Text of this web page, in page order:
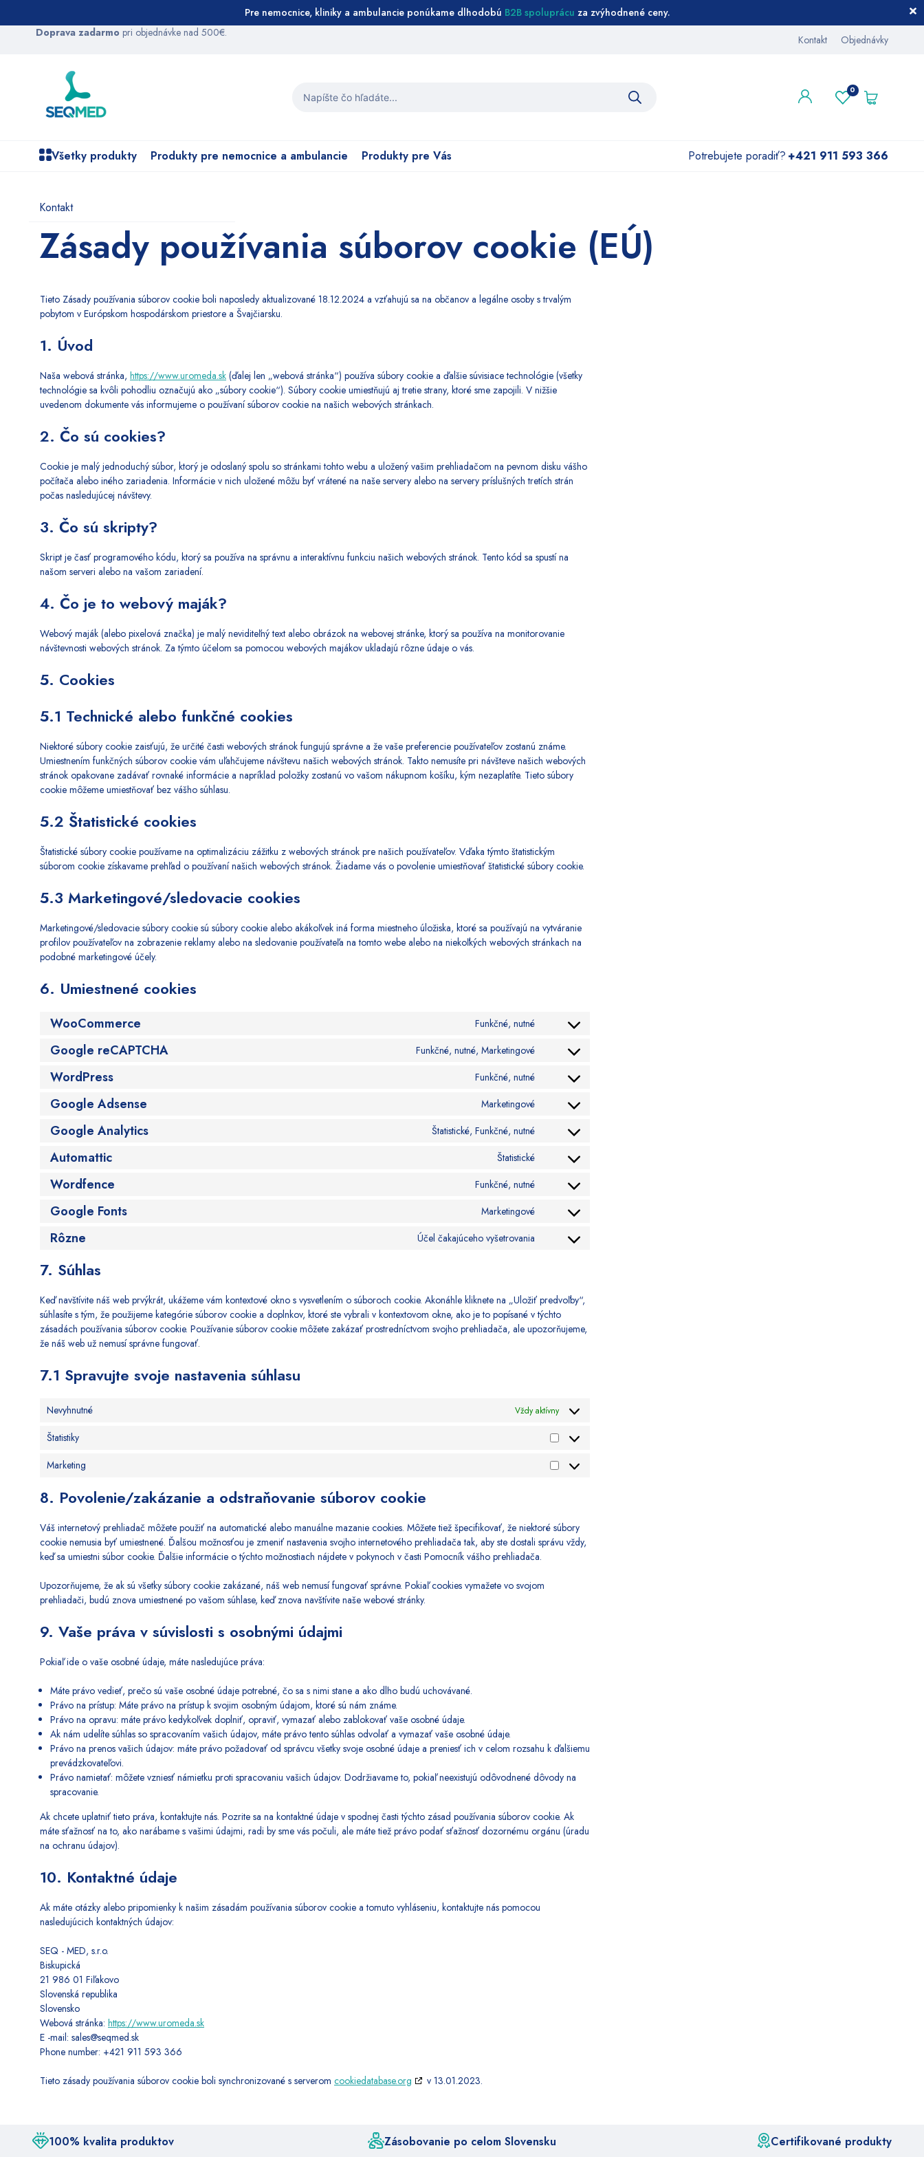
Pre nemocnice, kliniky a ambulancie ponúkame dlhodobú B2B spoluprácu za zvýhodnené ceny.
PreskočiťDoprava zadarmo pri objednávke nad 500€.
Kontakt Objednávky
Hľadať:
Všetky produkty Produkty pre nemocnice a ambulancie Produkty pre Vás Potrebujete poradiť? +421 911 593 366
Kontakt
Zásady používania súborov cookie (EÚ)
Tieto Zásady používania súborov cookie boli naposledy aktualizované 18.12.2024 a vzťahujú sa na občanov a legálne osoby s trvalým
pobytom v Európskom hospodárskom priestore a Švajčiarsku.
1. Úvod
Naša webová stránka, https://www.uromeda.sk (ďalej len „webová stránka“) používa súbory cookie a ďalšie súvisiace technológie (všetky
technológie sa kvôli pohodliu označujú ako „súbory cookie“). Súbory cookie umiestňujú aj tretie strany, ktoré sme zapojili. V nižšie
uvedenom dokumente vás informujeme o používaní súborov cookie na našich webových stránkach.
2. Čo sú cookies?
Cookie je malý jednoduchý súbor, ktorý je odoslaný spolu so stránkami tohto webu a uložený vašim prehliadačom na pevnom disku vášho
počítača alebo iného zariadenia. Informácie v nich uložené môžu byť vrátené na naše servery alebo na servery príslušných tretích strán
počas nasledujúcej návštevy.
3. Čo sú skripty?
Skript je časť programového kódu, ktorý sa používa na správnu a interaktívnu funkciu našich webových stránok. Tento kód sa spustí na
našom serveri alebo na vašom zariadení.
4. Čo je to webový maják?
Webový maják (alebo pixelová značka) je malý neviditeľný text alebo obrázok na webovej stránke, ktorý sa používa na monitorovanie
návštevnosti webových stránok. Za týmto účelom sa pomocou webových majákov ukladajú rôzne údaje o vás.
5. Cookies
5.1 Technické alebo funkčné cookies
Niektoré súbory cookie zaisťujú, že určité časti webových stránok fungujú správne a že vaše preferencie používateľov zostanú známe.
Umiestnením funkčných súborov cookie vám uľahčujeme návštevu našich webových stránok. Takto nemusíte pri návšteve našich webových
stránok opakovane zadávať rovnaké informácie a napríklad položky zostanú vo vašom nákupnom košíku, kým nezaplatíte. Tieto súbory
cookie môžeme umiestňovať bez vášho súhlasu.
5.2 Štatistické cookies
Štatistické súbory cookie používame na optimalizáciu zážitku z webových stránok pre našich používateľov. Vďaka týmto štatistickým
súborom cookie získavame prehľad o používaní našich webových stránok. Žiadame vás o povolenie umiestňovať štatistické súbory cookie.
5.3 Marketingové/sledovacie cookies
Marketingové/sledovacie súbory cookie sú súbory cookie alebo akákoľvek iná forma miestneho úložiska, ktoré sa používajú na vytváranie
profilov používateľov na zobrazenie reklamy alebo na sledovanie používateľa na tomto webe alebo na niekoľkých webových stránkach na
podobné marketingové účely.
6. Umiestnené cookies
WooCommerce Funkčné, nutné
Consent
woocommerce
Google reCAPTCHA Funkčné, nutné, Marketingové
Consent
google-
WordPress Funkčné, nutné
Consent
wordpress
Google Adsense Marketingové
Consent
google-
Google Analytics Štatistické, Funkčné, nutné
Consent
google-
Automattic Štatistické
Consent
automattic
Wordfence Funkčné, nutné
Consent
wordfence
Google Fonts Marketingové
Consent
Rôzne Účel čakajúceho vyšetrovania
Consent
7. Súhlas
Keď navštívite náš web prvýkrát, ukážeme vám kontextové okno s vysvetlením o súboroch cookie. Akonáhle kliknete na „Uložiť predvoľby“,
súhlasíte s tým, že použijeme kategórie súborov cookie a doplnkov, ktoré ste vybrali v kontextovom okne, ako je to popísané v týchto
zásadách používania súborov cookie. Používanie súborov cookie môžete zakázať prostredníctvom svojho prehliadača, ale upozorňujeme,
že náš web už nemusí správne fungovať.
7.1 Spravujte svoje nastavenia súhlasu
Nevyhnutné Vždy aktívny
Štatistiky
Štatistiky
Marketing
Marketing
8. Povolenie/zakázanie a odstraňovanie súborov cookie
Váš internetový prehliadač môžete použiť na automatické alebo manuálne mazanie cookies. Môžete tiež špecifikovať, že niektoré súbory
cookie nemusia byť umiestnené. Ďalšou možnosťou je zmeniť nastavenia svojho internetového prehliadača tak, aby ste dostali správu vždy,
keď sa umiestni súbor cookie. Ďalšie informácie o týchto možnostiach nájdete v pokynoch v časti Pomocník vášho prehliadača.
Upozorňujeme, že ak sú všetky súbory cookie zakázané, náš web nemusí fungovať správne. Pokiaľ cookies vymažete vo svojom
prehliadači, budú znova umiestnené po vašom súhlase, keď znova navštívite naše webové stránky.
9. Vaše práva v súvislosti s osobnými údajmi
Pokiaľ ide o vaše osobné údaje, máte nasledujúce práva:
Máte právo vedieť, prečo sú vaše osobné údaje potrebné, čo sa s nimi stane a ako dlho budú uchovávané.
Právo na prístup: Máte právo na prístup k svojim osobným údajom, ktoré sú nám známe.
Právo na opravu: máte právo kedykoľvek doplniť, opraviť, vymazať alebo zablokovať vaše osobné údaje.
Ak nám udelíte súhlas so spracovaním vašich údajov, máte právo tento súhlas odvolať a vymazať vaše osobné údaje.
Právo na prenos vašich údajov: máte právo požadovať od správcu všetky svoje osobné údaje a preniesť ich v celom rozsahu k ďalšiemu
prevádzkovateľovi.
Právo namietať: môžete vzniesť námietku proti spracovaniu vašich údajov. Dodržiavame to, pokiaľ neexistujú odôvodnené dôvody na
spracovanie.
Ak chcete uplatniť tieto práva, kontaktujte nás. Pozrite sa na kontaktné údaje v spodnej časti týchto zásad používania súborov cookie. Ak
máte sťažnosť na to, ako narábame s vašimi údajmi, radi by sme vás počuli, ale máte tiež právo podať sťažnosť dozornému orgánu (úradu
na ochranu údajov).
10. Kontaktné údaje
Ak máte otázky alebo pripomienky k našim zásadám používania súborov cookie a tomuto vyhláseniu, kontaktujte nás pomocou
nasledujúcich kontaktných údajov:
SEQ - MED, s.r.o.
Biskupická
21 986 01 Fiľakovo
Slovenská republika
Slovensko
Webová stránka: https://www.uromeda.sk
E -mail: sales@seqmed.sk
Phone number: +421 911 593 366
Tieto zásady používania súborov cookie boli synchronizované s serverom cookiedatabase.org v 13.01.2023.
100% kvalita produktov Zásobovanie po celom Slovensku Certifikované produkty